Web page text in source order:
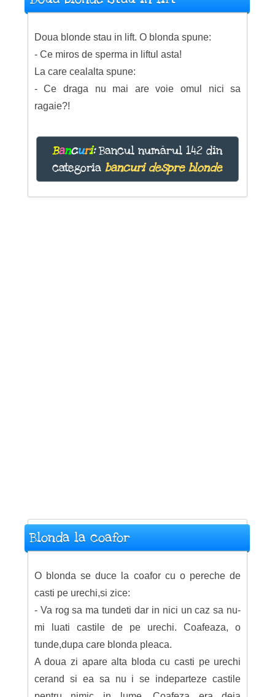
Doua blonde stau in lift. O blonda spune:
- Ce miros de sperma in liftul asta!
La care cealalta spune:
- Ce draga nu mai are voie omul nici sa
ragaie?!
Bancuri:Bancul numărul 142 din
categoriabancuri despre blonde
Blonda la coafor
O blonda se duce la coafor cu o pereche de
casti pe urechi,si zice:
- Va rog sa ma tundeti dar in nici un caz sa nu-
mi luati castile de pe urechi. Coafeaza, o
tunde,dupa care blonda pleaca.
A doua zi apare alta bloda cu casti pe urechi
cerand si ea sa nu i se indeparteze castile